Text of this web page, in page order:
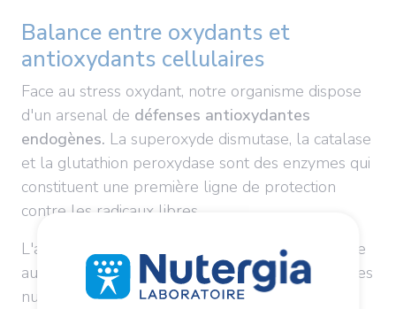
Balance entre oxydants et
antioxydants cellulaires
Face au stress oxydant, notre organisme dispose
d'un arsenal de défenses antioxydantes
endogènes. La superoxyde dismutase, la catalase
et la glutathion peroxydase sont des enzymes qui
constituent une première ligne de protection
contre les radicaux libres.
L'alimentation renforce ce bouclier naturel grâce
aux
vitamines C et E, au zinc et au sélénium.
Ces
nutriments facilitent l'activité de ces enzymes et